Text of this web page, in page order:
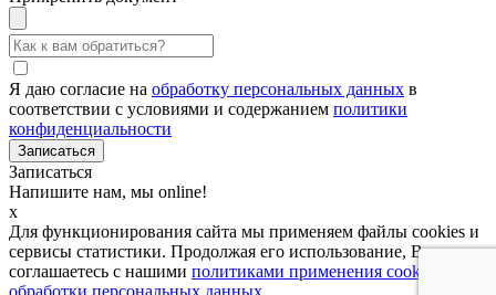
Я даю согласие на обработку персональных данных в
соответствии с условиями и содержанием политики
конфиденциальности
Записаться
Напишите нам, мы online!
x
Для функционирования сайта мы применяем файлы cookies и
сервисы статистики. Продолжая его использование, Вы
соглашаетесь с нашими политиками применения cookies и
обработки персональных данных